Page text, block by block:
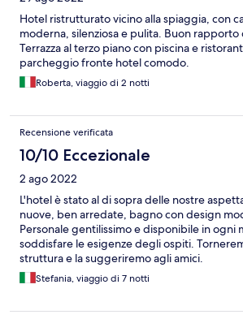
Hotel ristrutturato vicino alla spiaggia, con
moderna, silenziosa e pulita. Buon
Terrazza al terzo piano con piscina e
parcheggio fronte hotel comodo.
Roberta, viaggio di 2 notti
Recensione verificata
10/10 Eccezionale
2 ago 2022
L'hotel è stato al di sopra delle nostre
nuove, ben arredate, bagno con design
Personale gentilissimo e disponibile in ogni
soddisfare le esigenze degli ospiti.
struttura e la suggeriremo agli amici.
Stefania, viaggio di 7 notti